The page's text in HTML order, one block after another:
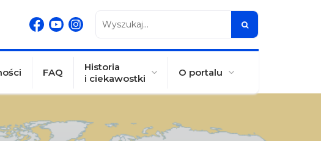
FAQ
Historia
i ciekawostki
O portalu